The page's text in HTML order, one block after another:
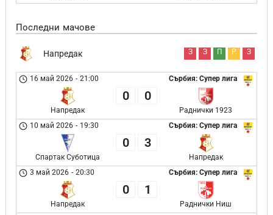
Последни мачове
Напредак З З П Р З
Сърбия: Супер лига
16 май 2026 - 21:00
Напредак
0 0
Раднички 1923
Сърбия: Супер лига
10 май 2026 - 19:30
Спартак Суботица
0 3
Напредак
Сърбия: Супер лига
3 май 2026 - 20:30
Напредак
0 1
Раднички Ниш